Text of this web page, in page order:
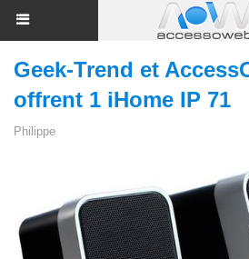
Geek-Trend et
offrent 1 iHome IP 71
Philippe